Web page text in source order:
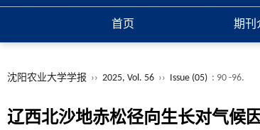
首页 期刊
沈阳农业大学学报 ›› 2025, Vol. 56 ›› Issue (05) : 90 -96.
辽西北沙地赤松径向生长对气候